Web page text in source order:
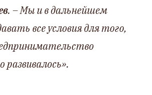
. –Мы и в дальнейшем
все условия для того,
развивалось».